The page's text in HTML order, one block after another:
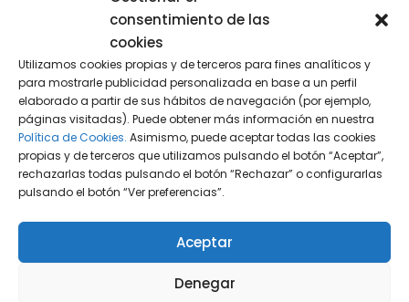
consentimiento de las
cookies
Utilizamos cookies propias y de terceros para fines analíticos y
para mostrarle publicidad personalizada en base a un perfil
elaborado a partir de sus hábitos de navegación (por ejemplo,
páginas visitadas). Puede obtener más información en nuestra
Política de Cookies. Asimismo, puede aceptar todas las cookies
propias y de terceros que utilizamos pulsando el botón “Aceptar”,
rechazarlas todas pulsando el botón “Rechazar” o configurarlas
pulsando el botón “Ver preferencias”.
Aceptar
Denegar
¿Qué responsabilidades tiene el
empleador al manejar datos
biométricos?
Los empleadores tienen, en su caso, la
obligación de proteger los datos biométricos
para los fines que fueron expresamente
autorizados. Esto incluye garantizar que los
datos se almacenen de forma segura y que se